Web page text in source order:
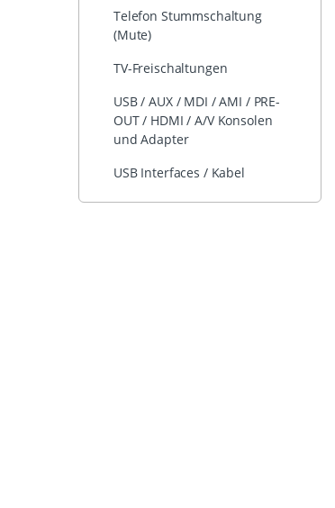
Telefon Stummschaltung
(Mute)
TV-Freischaltungen
USB / AUX / MDI / AMI / PRE-
OUT / HDMI / A/V Konsolen
und Adapter
USB Interfaces / Kabel